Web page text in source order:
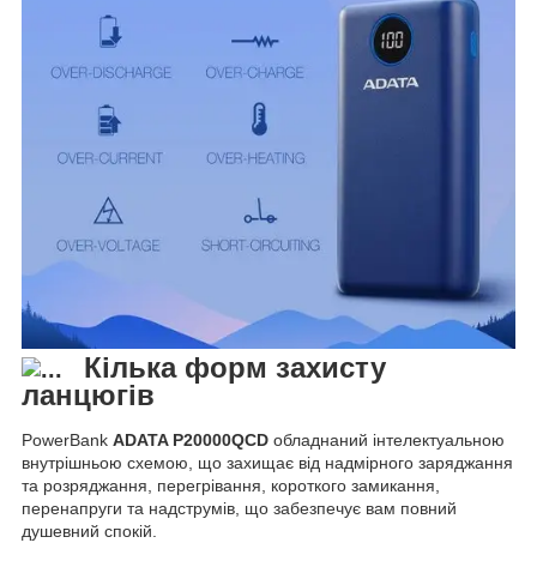
Кілька форм захисту
ланцюгів
PowerBank ADATA P20000QCD обладнаний інтелектуальною
внутрішньою схемою, що захищає від надмірного заряджання
та розряджання, перегрівання, короткого замикання,
перенапруги та надструмів, що забезпечує вам повний
душевний спокій.